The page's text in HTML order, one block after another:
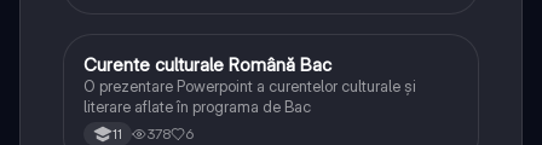
Limba și literatura română
Curente culturale Română Bac
O prezentare Powerpoint a curentelor culturale și
literare aflate în programa de Bac
11 378 6